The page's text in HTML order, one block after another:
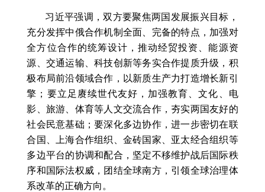
习近平强调，双方要聚焦两国发展振兴目标，
充分发挥中俄合作机制全面、完备的特点，加强对
全方位合作的统筹设计，推动经贸投资、能源资
源、交通运输、科技创新等务实合作提质升级，积
极布局前沿领域合作，以新质生产力打造增长新引
擎；要立足赓续世代友好，加强教育、文化、电
影、旅游、体育等人文交流合作，夯实两国友好的
社会民意基础；要深化多边协作，进一步密切在联
合国、上海合作组织、金砖国家、亚太经合组织等
多边平台的协调和配合，坚定不移维护战后国际秩
序和国际法权威，团结全球南方，引领全球治理体
系改革的正确方向。